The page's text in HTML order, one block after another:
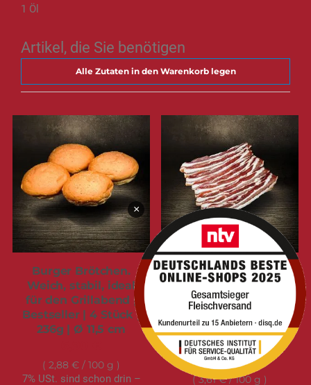
1 Öl
Artikel, die Sie benötigen
Alle Zutaten in den Warenkorb legen
Burger Brötchen.
Weich, stabil, ideal
für den Grillabend |
Bestseller | 4 Stück |
236g | Ø 11,5 cm
2,88 € / 100 g
7% USt. sind schon drin –
Bacon gesmokt |
Bauchfleisch
geräuchert |
gemacht für Pfanne
und Grill | 180g
6,50 €
3,61 €/ 100 g
×